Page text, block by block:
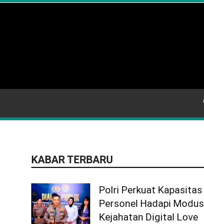
KABAR TERBARU
Polri Perkuat Kapasitas
Personel Hadapi Modus
Kejahatan Digital Love